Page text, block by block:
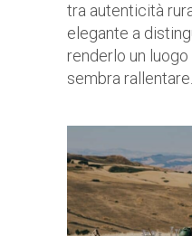
tra autenticità
elegante a
renderlo un
sembra rallentare.